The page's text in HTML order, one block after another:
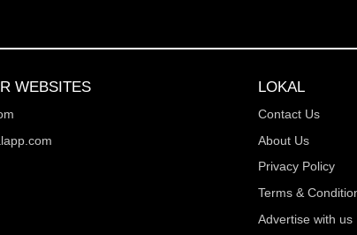
WEBSITES LOKAL
Contact Us
About Us
Privacy Policy
Terms &
Advertise with us